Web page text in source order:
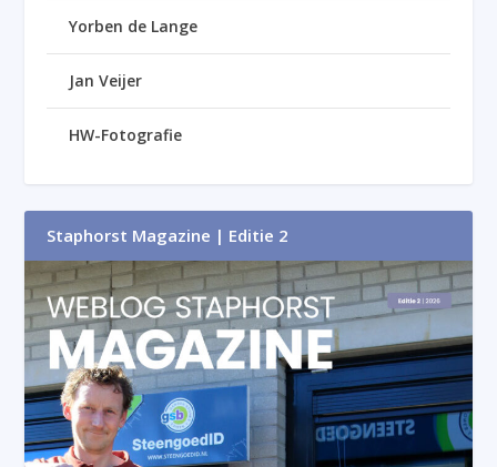
Yorben de Lange
Jan Veijer
HW-Fotografie
Staphorst Magazine | Editie 2